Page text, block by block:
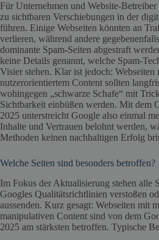
Für Unternehmen und Website-
zu sichtbaren Verschiebungen in der
führen. Einige Webseiten könnten an
verlieren, während andere
dominante Spam-Seiten abgestraft
keine Details genannt, welche Spam-
Visier stehen. Klar ist jedoch: Webseiten
nutzerorientiertem Content sollten
wohingegen „schwarze Schafe“ mit
Sichtbarkeit einbüßen werden. Mit dem
2025 unterstreicht Google also einmal
Inhalte und Vertrauen belohnt werden,
Methoden keinen nachhaltigen Erfolg
Welche Seiten sind besonders betroffen?
Im Fokus der Aktualisierung stehen alle
Googles Qualitätsrichtlinien verstoßen
aussenden. Kurz gesagt: Webseiten mit
manipulativen Content sind von dem
2025 am stärksten betroffen. Typische